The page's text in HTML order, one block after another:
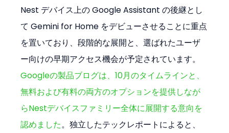
Nest デバイス上の Google Assistant の後継とし
て Gemini for Home をデビューさせることに重点
を置いており、段階的な展開と、選ばれたユーザ
ー向けの早期アクセス機会が予定されています。
Googleの製品ブログは、10月のタイムラインと、
無料および有料の両方のオプションを提供しなが
らNestデバイスファミリー全体に展開する意向を
認めました。独立したテックレポートによると、